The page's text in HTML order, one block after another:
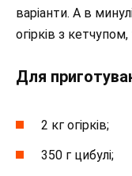
варіанти. А в
огірків з
Для
2 кг огірків;
350 г цибулі;